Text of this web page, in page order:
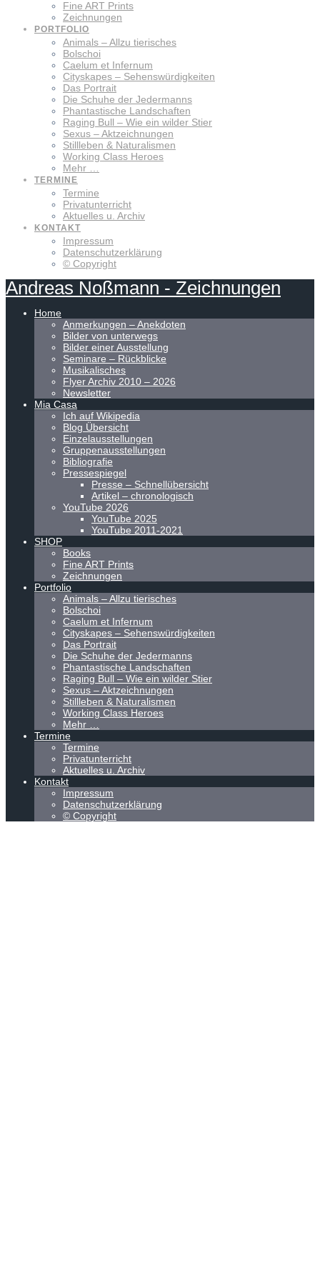
Fine ART Prints
Zeichnungen
PORTFOLIO
Animals – Allzu tierisches
Bolschoi
Caelum et Infernum
Cityskapes – Sehenswürdigkeiten
Das Portrait
Die Schuhe der Jedermanns
Phantastische Landschaften
Raging Bull – Wie ein wilder Stier
Sexus – Aktzeichnungen
Stillleben & Naturalismen
Working Class Heroes
Mehr …
TERMINE
Termine
Privatunterricht
Aktuelles u. Archiv
KONTAKT
Impressum
Datenschutzerklärung
© Copyright
Andreas Noßmann - Zeichnungen
Home
Anmerkungen – Anekdoten
Bilder von unterwegs
Bilder einer Ausstellung
Seminare – Rückblicke
Musikalisches
Flyer Archiv 2010 – 2026
Newsletter
Mia Casa
Ich auf Wikipedia
Blog Übersicht
Einzelausstellungen
Gruppenausstellungen
Bibliografie
Pressespiegel
Presse – Schnellübersicht
Artikel – chronologisch
YouTube 2026
YouTube 2025
YouTube 2011-2021
SHOP
Books
Fine ART Prints
Zeichnungen
Portfolio
Animals – Allzu tierisches
Bolschoi
Caelum et Infernum
Cityskapes – Sehenswürdigkeiten
Das Portrait
Die Schuhe der Jedermanns
Phantastische Landschaften
Raging Bull – Wie ein wilder Stier
Sexus – Aktzeichnungen
Stillleben & Naturalismen
Working Class Heroes
Mehr …
Termine
Termine
Privatunterricht
Aktuelles u. Archiv
Kontakt
Impressum
Datenschutzerklärung
© Copyright